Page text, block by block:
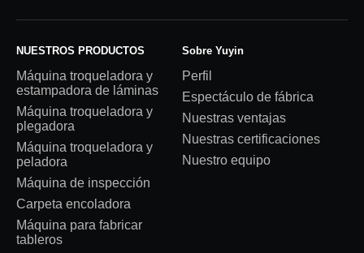
NUESTROS PRODUCTOS
Máquina troqueladora y
estampadora de láminas
Máquina troqueladora y
plegadora
Máquina troqueladora y
peladora
Máquina de inspección
Carpeta encoladora
Máquina para fabricar
tableros
Sobre Yuyin
Perfil
Espectáculo de fábrica
Nuestras ventajas
Nuestras certificaciones
Nuestro equipo